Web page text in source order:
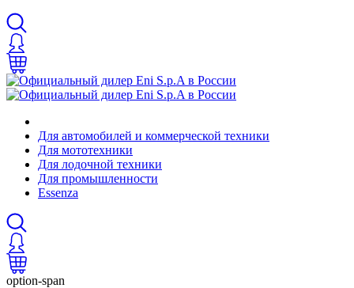
Для автомобилей и коммерческой техники
Для мототехники
Для лодочной техники
Для промышленности
Essenza
option-span